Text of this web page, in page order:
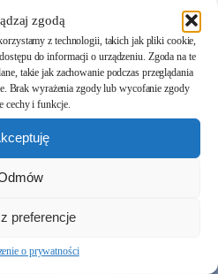
zgodą
z technologii, takich jak pliki cookie,
do informacji o urządzeniu. Zgoda na te
takie jak zachowanie podczas przeglądania
Brak wyrażenia zgody lub wycofanie zgody
cechy i funkcje.
preferencje
o prywatności